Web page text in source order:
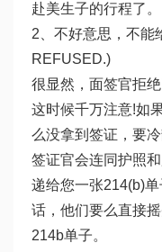
赴美生子的行程了。
2、不好意思，不能
REFUSED.)
很显然，面签官拒
这时候千万注意!如
么没拿到签证，要冷
签证官会连同护照
递给您一张214(b)
话，他们要么直接
214b单子。